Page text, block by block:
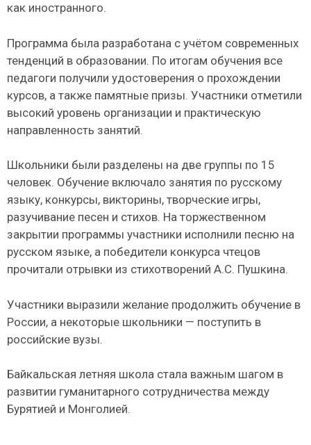
как иностранного.
Программа была разработана с учётом современных
тенденций в образовании. По итогам обучения все
педагоги получили удостоверения о прохождении
курсов, а также памятные призы. Участники отметили
высокий уровень организации и практическую
направленность занятий.
Школьники были разделены на две группы по 15
человек. Обучение включало занятия по русскому
языку, конкурсы, викторины, творческие игры,
разучивание песен и стихов. На торжественном
закрытии программы участники исполнили песню на
русском языке, а победители конкурса чтецов
прочитали отрывки из стихотворений А.С. Пушкина.
Участники выразили желание продолжить обучение в
России, а некоторые школьники — поступить в
российские вузы.
Байкальская летняя школа стала важным шагом в
развитии гуманитарного сотрудничества между
Бурятией и Монголией.